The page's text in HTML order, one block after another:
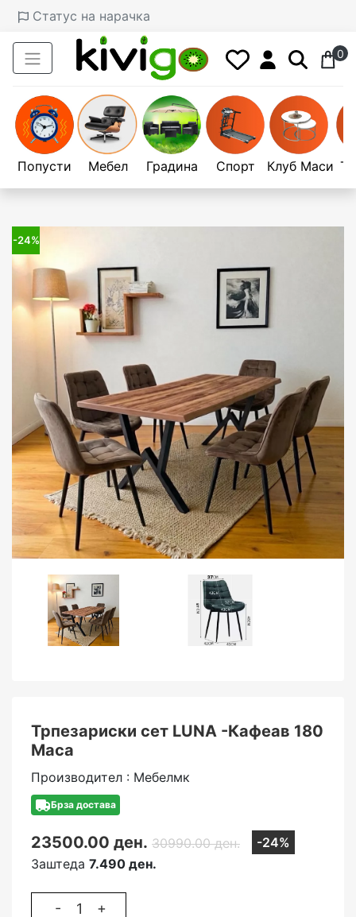
Статус на нарачка
0
Попусти Мебел Градина Спорт Клуб Маси
-24%
Трпезариски сет LUNA -Кафеав 180
Маса
Производител : Мебелмк
Брза достава
23500.00 ден. 30990.00 ден.
-24%
Заштеда 7.490 ден.
- +